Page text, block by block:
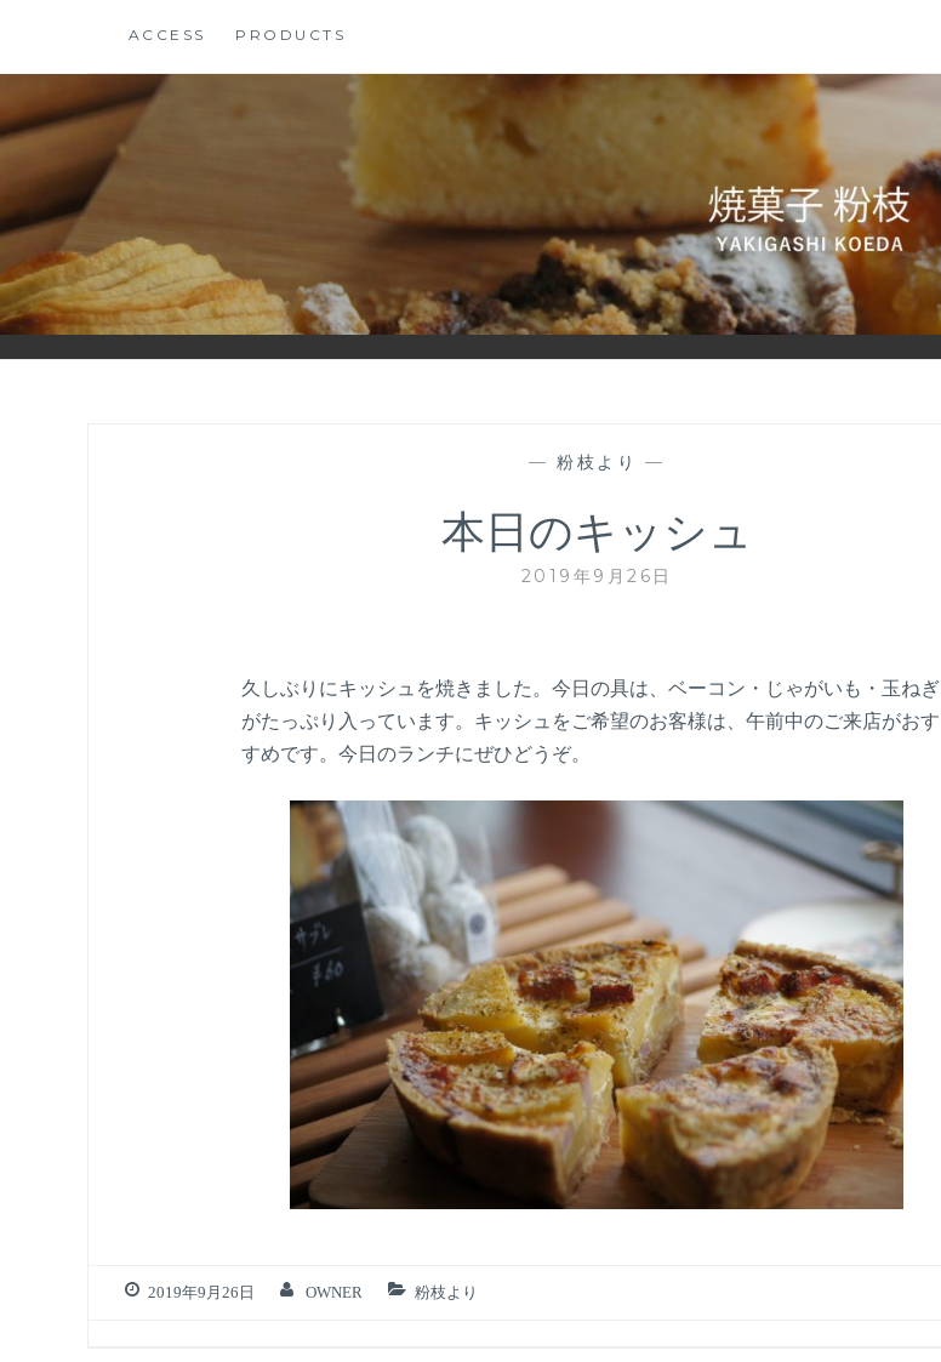
テ
ン
ツ
ス
キ
ッ
プ
ACCESS PRODUCTS
— 粉枝より —
本日のキッシュ
2019年9月26日
久しぶりにキッシュを焼きました。今日の具は、ベーコン・じゃがいも・玉ねぎ
がたっぷり入っています。キッシュをご希望のお客様は、午前中のご来店がおす
すめです。今日のランチにぜひどうぞ。
2019年9月26日 OWNER 粉枝より